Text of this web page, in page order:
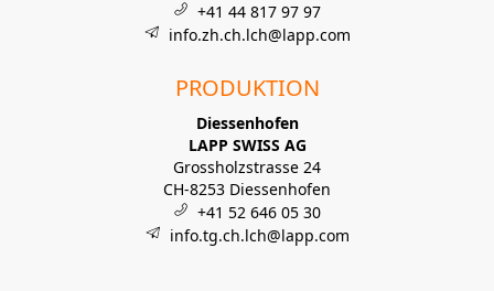
+41 44 817 97 97
info.zh.ch.lch@lapp.com
PRODUKTION
Diessenhofen
LAPP SWISS AG
Grossholzstrasse 24
CH-8253 Diessenhofen
+41 52 646 05 30
info.tg.ch.lch@lapp.com